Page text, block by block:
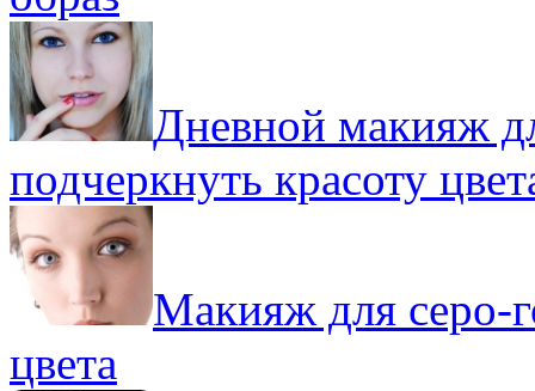
Дневной макияж
подчеркнуть красоту
Макияж для серо-
цвета